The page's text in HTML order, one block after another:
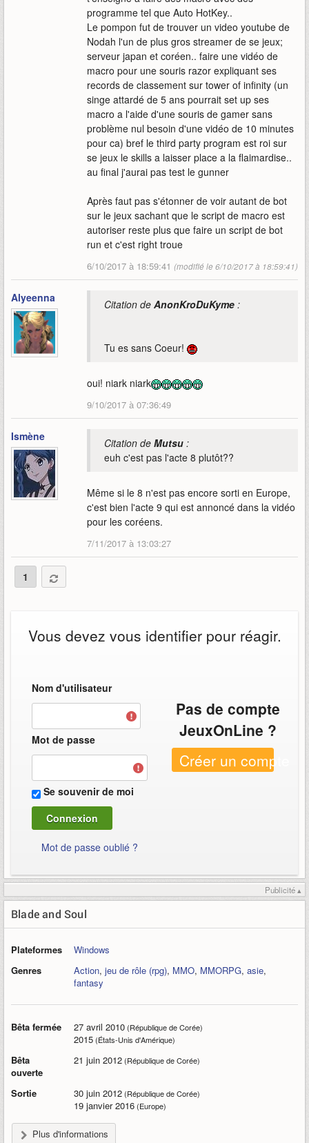
programme tel que Auto HotKey..
Le pompon fut de trouver un video youtube de
Nodah l'un de plus gros streamer de se jeux;
serveur japan et coréen.. faire une vidéo de
macro pour une souris razor expliquant ses
records de classement sur tower of infinity (un
singe attardé de 5 ans pourrait set up ses
macro a l'aide d'une souris de gamer sans
problème nul besoin d'une vidéo de 10 minutes
pour ca) bref le third party program est roi sur
se jeux le skills a laisser place a la flaimardise..
au final j'aurai pas test le gunner
Après faut pas s'étonner de voir autant de bot
sur le jeux sachant que le script de macro est
autoriser reste plus que faire un script de bot
run et c'est right troue
6/10/2017 à 18:59:41 (modifié le 6/10/2017 à 18:59:41)
Alyeenna Citation de AnonKroDuKyme :
Tu es sans Coeur!
oui! niark niark
9/10/2017 à 07:36:49
Ismène Citation de Mutsu :
euh c'est pas l'acte 8 plutôt??
Même si le 8 n'est pas encore sorti en Europe,
c'est bien l'acte 9 qui est annoncé dans la vidéo
pour les coréens.
7/11/2017 à 13:03:27
1
Vous devez vous identifier pour réagir.
Nom d'utilisateur
Mot de passe
Se souvenir de moi
Mot de passe oublié ?
Pas de compte
JeuxOnLine ?
Créer un compte
Publicité ▴
Blade and Soul
Plateformes
Windows
Genres
Action, jeu de rôle (rpg), MMO, MMORPG, asie,
fantasy
Bêta fermée 27 avril 2010(République de Corée)
2015(États-Unis d'Amérique)
Bêta
ouverte
21 juin 2012(République de Corée)
Sortie 30 juin 2012(République de Corée)
19 janvier 2016(Europe)
Plus d'informations